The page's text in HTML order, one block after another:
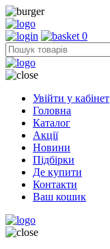
0
Увійти у кабінет
Головна
Каталог
Акції
Новини
Підбірки
Де купити
Контакти
Ваш кошик